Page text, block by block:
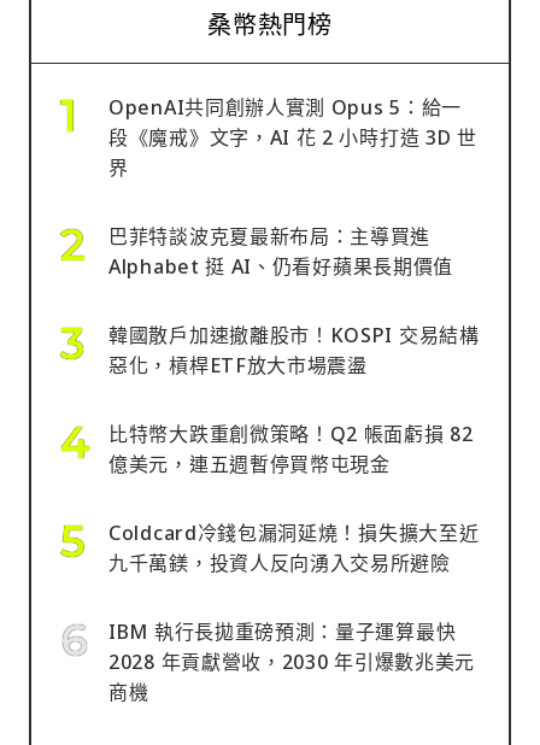
桑幣熱門榜
OpenAI共同創辦人實測 Opus 5：給一
段《魔戒》文字，AI 花 2 小時打造 3D 世
界
巴菲特談波克夏最新布局：主導買進
Alphabet 挺 AI、仍看好蘋果長期價值
韓國散戶加速撤離股市！KOSPI 交易結構
惡化，槓桿ETF放大市場震盪
比特幣大跌重創微策略！Q2 帳面虧損 82
億美元，連五週暫停買幣屯現金
Coldcard冷錢包漏洞延燒！損失擴大至近
九千萬鎂，投資人反向湧入交易所避險
IBM 執行長拋重磅預測：量子運算最快
2028 年貢獻營收，2030 年引爆數兆美元
商機